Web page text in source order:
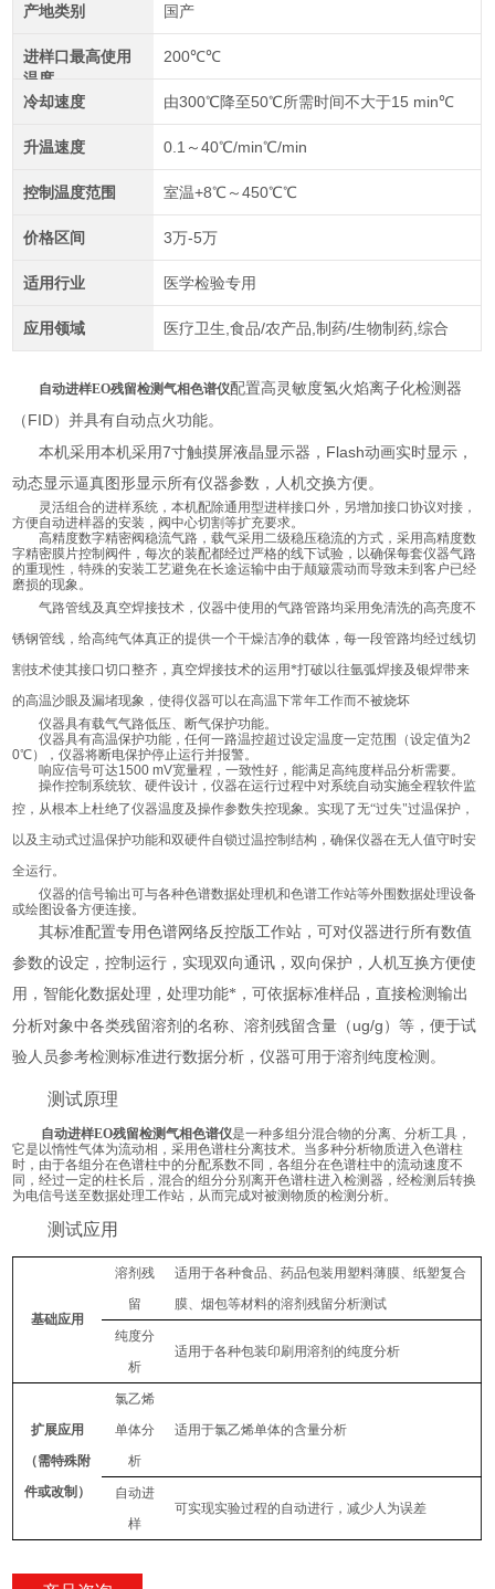
产地类别 国产
进样口最高使用
温度
200℃℃
冷却速度 由300℃降至50℃所需时间不大于15 min℃
升温速度 0.1～40℃/min℃/min
控制温度范围 室温+8℃～450℃℃
价格区间 3万-5万
适用行业 医学检验专用
应用领域 医疗卫生,食品/农产品,制药/生物制药,综合
自动进样EO残留检测气相色谱仪配置高灵敏度氢火焰离子化检测器
（ FID）并具有自动点火功能。
本机采用本机采用7寸触摸屏液晶显示器， Flash动画实时显示，
动态显示逼真图形显示所有仪器参数，人机交换方便。
灵活组合的进样系统，本机配除通用型进样接口外，另增加接口协议对接，
方便自动进样器的安装，阀中心切割等扩充要求。
高精度数字精密阀稳流气路，载气采用二级稳压稳流的方式，采用高精度数
字精密膜片控制阀件，每次的装配都经过严格的线下试验，以确保每套仪器气路
的重现性，特殊的安装工艺避免在长途运输中由于颠簸震动而导致未到客户已经
磨损的现象。
气路管线及真空焊接技术，仪器中使用的气路管路均采用免清洗的高亮度不
锈钢管线，给高纯气体真正的提供一个干燥洁净的载体，每一段管路均经过线切
割技术使其接口切口整齐，真空焊接技术的运用*打破以往氩弧焊接及银焊带来
的高温沙眼及漏堵现象，使得仪器可以在高温下常年工作而不被烧坏
仪器具有载气气路低压、断气保护功能。
仪器具有高温保护功能，任何一路温控超过设定温度一定范围（设定值为2
0℃），仪器将断电保护停止运行并报警。
响应信号可达1500 mV宽量程，一致性好，能满足高纯度样品分析需要。
操作控制系统软、硬件设计，仪器在运行过程中对系统自动实施全程软件监
控，从根本上杜绝了仪器温度及操作参数失控现象。实现了无“过失"过温保护，
以及 主动式过温保护功能和双硬件自锁过温控制结构，确保仪器在无人值守时安
全运行。
仪器的信号输出可与各种色谱数据处理机和色谱工作站等外围数据处理设备
或绘图设备方便连接。
其标准配置专用色谱网络反控版工作站，可对仪器进行所有数值
参数的设定，控制运行，实现双向通讯，双向保护，人机互换方便使
用，智能化数据处理，处理功能*，可依据标准样品，直接检测输出
分析对象中各类残留溶剂的名称、溶剂残留含量（ ug/g ）等，便于试
验人员参考检测标准进行数据分析，仪器可用于溶剂纯度检测。
测试原理
自动进样EO残留检测气相色谱仪是一种多组分混合物的分离、分析工具，
它是以惰性气体为流动相，采用色谱柱分离技术。当多种分析物质进入色谱柱
时，由于各组分在色谱柱中的分配系数不同，各组分在色谱柱中的流动速度不
同，经过一定的柱长后，混合的组分分别离开色谱柱进入检测器，经检测后转换
为电信号送至数据处理工作站，从而完成对被测物质的检测分析。
测试应用
基础应用
溶剂残
留
适用于各种食品、药品包装用塑料薄膜、纸塑复合
膜、烟包等材料的溶剂残留分析测试
纯度分
析
适用于各种包装印刷用溶剂的纯度分析
扩展应用
（需特殊附
件或改制）
氯乙烯
单体分
析
适用于氯乙烯单体的含量分析
自动进
样
可实现实验过程的自动进行，减少人为误差